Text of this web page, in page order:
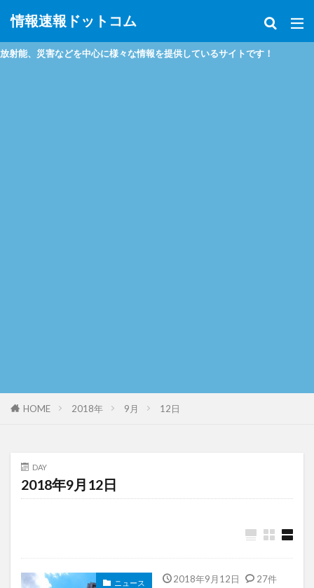
情報速報ドットコム
災害などを中心に様々な情報を提供しているサイトです！
HOME 2018年 9月 12日
DAY
2018年9月12日
ニュース 2018年9月12日 27件